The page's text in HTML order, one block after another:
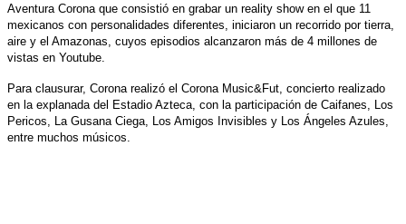
Aventura Corona que consistió en grabar un reality show en el que 11
mexicanos con personalidades diferentes, iniciaron un recorrido por tierra,
aire y el Amazonas, cuyos episodios alcanzaron más de 4 millones de
vistas en Youtube.
Para clausurar, Corona realizó el Corona Music&Fut, concierto realizado
en la explanada del Estadio Azteca, con la participación de Caifanes, Los
Pericos, La Gusana Ciega, Los Amigos Invisibles y Los Ángeles Azules,
entre muchos músicos.